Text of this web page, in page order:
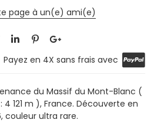
page à un(e) ami(e)
Payez en 4X sans frais avec
du Massif du Mont-Blanc (
4 121 m ), France. Découverte en
couleur ultra rare.